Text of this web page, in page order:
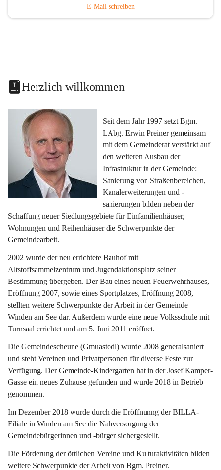
E-Mail schreiben
Herzlich willkommen
Seit dem Jahr 1997 setzt Bgm.
LAbg. Erwin Preiner gemeinsam
mit dem Gemeinderat verstärkt auf
den weiteren Ausbau der
Infrastruktur in der Gemeinde:
Sanierung von Straßenbereichen,
Kanalerweiterungen und -
sanierungen bilden neben der
Schaffung neuer Siedlungsgebiete für Einfamilienhäuser,
Wohnungen und Reihenhäuser die Schwerpunkte der
Gemeindearbeit.
2002 wurde der neu errichtete Bauhof mit
Altstoffsammelzentrum und Jugendaktionsplatz seiner
Bestimmung übergeben. Der Bau eines neuen Feuerwehrhauses,
Eröffnung 2007, sowie eines Sportplatzes, Eröffnung 2008,
stellten weitere Schwerpunkte der Arbeit in der Gemeinde
Winden am See dar. Außerdem wurde eine neue Volksschule mit
Turnsaal errichtet und am 5. Juni 2011 eröffnet.
Die Gemeindescheune (Gmuastodl) wurde 2008 generalsaniert
und steht Vereinen und Privatpersonen für diverse Feste zur
Verfügung. Der Gemeinde-Kindergarten hat in der Josef Kamper-
Gasse ein neues Zuhause gefunden und wurde 2018 in Betrieb
genommen.
Im Dezember 2018 wurde durch die Eröffnunng der BILLA-
Filiale in Winden am See die Nahversorgung der
Gemeindebürgerinnen und -bürger sichergestellt.
Die Förderung der örtlichen Vereine und Kulturaktivitäten bilden
weitere Schwerpunkte der Arbeit von Bgm. Preiner.